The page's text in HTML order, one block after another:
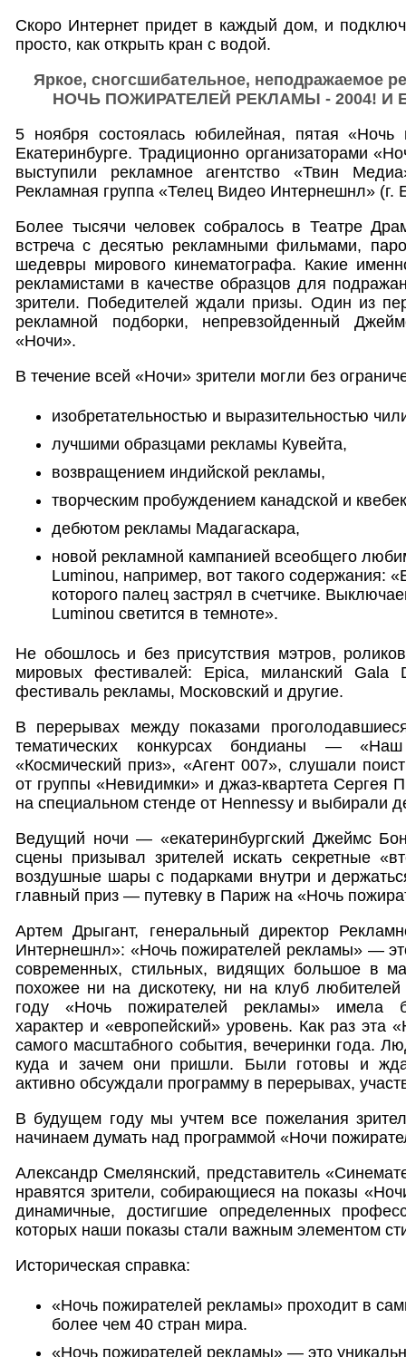
Скоро Интернет придет в каждый дом, и
просто, как открыть кран с водой.
Яркое, сногсшибательное, неподражаемое
НОЧЬ ПОЖИРАТЕЛЕЙ РЕКЛАМЫ - 2004! И
5 ноября состоялась юбилейная, пятая
Екатеринбурге. Традиционно организаторами
выступили рекламное агентство «Твин
Рекламная группа «Телец Видео Интернешнл» (г.
Более тысячи человек собралось в Театре
встреча с десятью рекламными фильмами,
шедевры мирового кинематографа. Какие
рекламистами в качестве образцов для
зрители. Победителей ждали призы. Один из
рекламной подборки, непревзойденный
«Ночи».
В течение всей «Ночи» зрители могли без
изобретательностью и выразительностью
лучшими образцами рекламы Кувейта,
возвращением индийской рекламы,
творческим пробуждением канадской и
дебютом рекламы Мадагаскара,
новой рекламной кампанией всеобщего
Luminou, например, вот такого содержания:
которого палец застрял в счетчике.
Luminou светится в темноте».
Не обошлось и без присутствия мэтров,
мировых фестивалей: Epica, миланский Gala
фестиваль рекламы, Московский и другие.
В перерывах между показами
тематических конкурсах бондианы —
«Космический приз», «Агент 007», слушали
от группы «Невидимки» и джаз-квартета Сергея
на специальном стенде от Hennessy и выбирали
Ведущий ночи — «екатеринбургский Джеймс
сцены призывал зрителей искать секретные
воздушные шары с подарками внутри и
главный приз — путевку в Париж на «Ночь
Артем Дрыгант, генеральный директор
Интернешнл»: «Ночь пожирателей рекламы» —
современных, стильных, видящих большое в
похожее ни на дискотеку, ни на клуб
году «Ночь пожирателей рекламы» имела
характер и «европейский» уровень. Как раз эта
самого масштабного события, вечеринки года.
куда и зачем они пришли. Были готовы и
активно обсуждали программу в перерывах,
В будущем году мы учтем все пожелания
начинаем думать над программой «Ночи
Александр Смелянский, представитель
нравятся зрители, собирающиеся на показы
динамичные, достигшие определенных
которых наши показы стали важным элементом
Историческая справка:
«Ночь пожирателей рекламы» проходит в
более чем 40 стран мира.
«Ночь пожирателей рекламы» — это